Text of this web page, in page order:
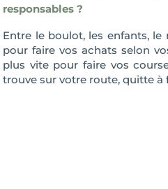
responsables ?
Entre le boulot, les enfants,
pour faire vos achats selon
plus vite pour faire vos
trouve sur votre route, quitte à